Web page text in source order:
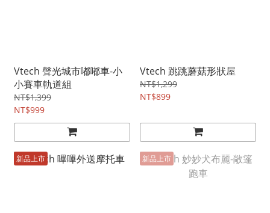
Vtech 聲光城市嘟嘟車-小
小賽車軌道組
NT$1,399
NT$999
Vtech 跳跳蘑菇形狀屋
NT$1,299
NT$899
新品上市 新品上市